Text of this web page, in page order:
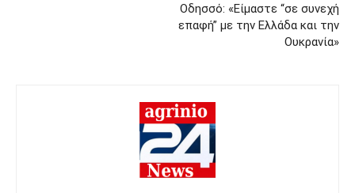
Οδησσό: «Είμαστε “σε συνεχή
επαφή” με την Ελλάδα και την
Ουκρανία»